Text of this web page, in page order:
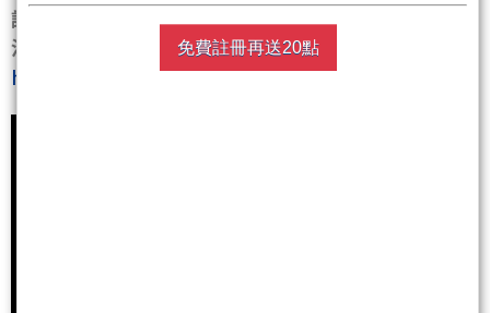
請支持創作有價
沒帳號的可以點這連結註冊(聚財會送您10聚幣喔)~~
https://wearn.tw/v/cjkMcz4N
免費註冊再送20點